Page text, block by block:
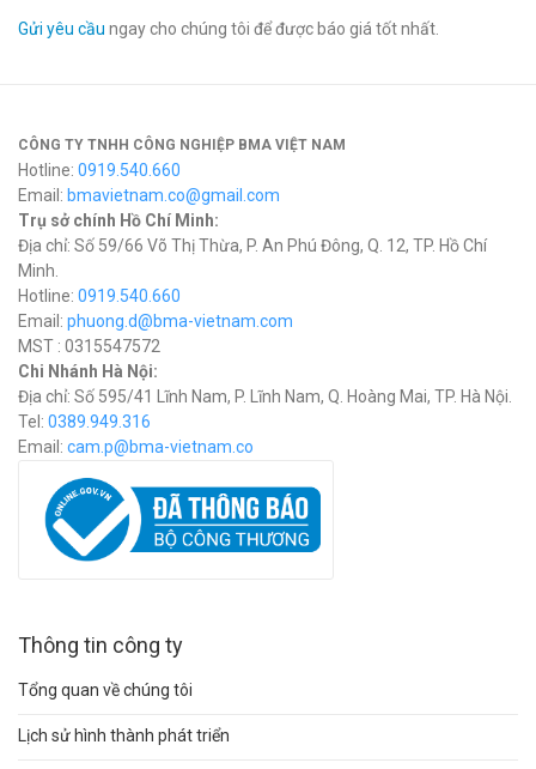
Gửi yêu cầu ngay cho chúng tôi để được báo giá tốt nhất.
CÔNG TY TNHH CÔNG NGHIỆP BMA VIỆT NAM
Hotline: 0919.540.660
Email: bmavietnam.co@gmail.com
Trụ sở chính Hồ Chí Minh:
Địa chỉ: Số 59/66 Võ Thị Thừa, P. An Phú Đông, Q. 12, TP. Hồ Chí
Minh.
Hotline: 0919.540.660
Email: phuong.d@bma-vietnam.com
MST : 0315547572
Chi Nhánh Hà Nội:
Địa chỉ: Số 595/41 Lĩnh Nam, P. Lĩnh Nam, Q. Hoàng Mai, TP. Hà Nội.
Tel: 0389.949.316
Email: cam.p@bma-vietnam.co
Thông tin công ty
Tổng quan về chúng tôi
Lịch sử hình thành phát triển